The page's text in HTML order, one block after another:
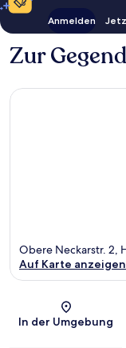
Anmelden
Zur Gegend
Obere Neckarstr. 2,
Auf Karte anzeigen
In der Umgebung